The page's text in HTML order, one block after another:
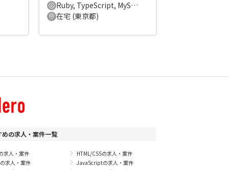
Ruby, TypeScript, MySQL, PostgleSQL, jQuery, Rails, AWS, WordPress
在宅 (東京都)
めの求人・案件一覧
求人・案件
求人・案件
HTML/CSSの求人・案件
JavaScriptの求人・案件